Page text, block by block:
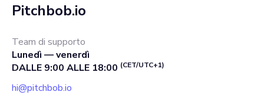
Pitchbob.io
Team di supporto
Lunedì — venerdì
DALLE 9:00 ALLE 18:00 (CET/UTC+1)
hi@pitchbob.io